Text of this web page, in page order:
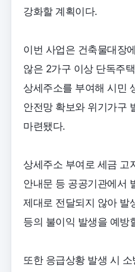
강화할 계획이다.
이번 사업은 건축물대장
않은 2가구 이상 단독주
상세주소를 부여해 시민
안전망 확보와 위기가구
마련됐다.
상세주소 부여로 세금 고
안내문 등 공공기관에서
제대로 전달되지 않아 발
등의 불이익 발생을 예방
또한 응급상황 발생 시